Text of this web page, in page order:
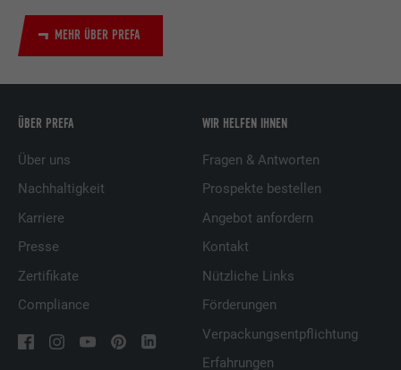
MEHR ÜBER PREFA
ÜBER PREFA
Über uns
Nachhaltigkeit
Karriere
Presse
Zertifikate
Compliance
WIR HELFEN IHNEN
Fragen & Antworten
Prospekte bestellen
Angebot anfordern
Kontakt
Nützliche Links
Förderungen
Verpackungsentpflichtung
Erfahrungen